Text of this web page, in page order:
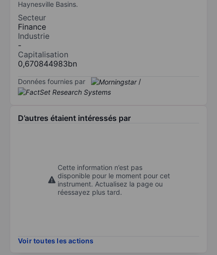
Haynesville Basins.
Secteur
Finance
Industrie
-
Capitalisation
0,670844983bn
Données fournies par /
D’autres étaient intéressés par
Cette information n’est pas
disponible pour le moment pour cet
instrument. Actualisez la page ou
réessayez plus tard.
Voir toutes les actions